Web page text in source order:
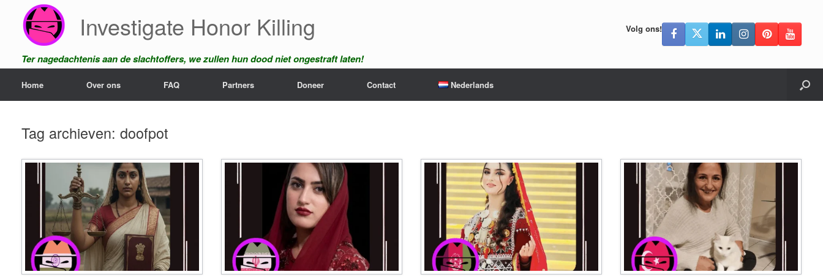
Investigate Honor Killing
Ter nagedachtenis aan de slachtoffers, we zullen hun dood niet ongestraft laten!
Volg ons!
Home Over ons FAQ Partners Doneer Contact Nederlands
Tag archieven: doofpot